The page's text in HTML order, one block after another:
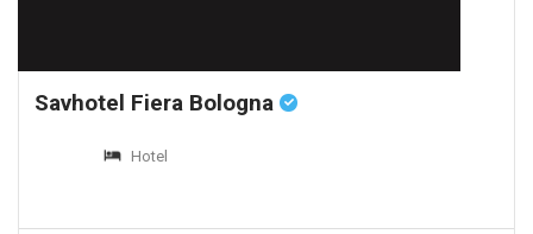
Savhotel Fiera Bologna
Hotel